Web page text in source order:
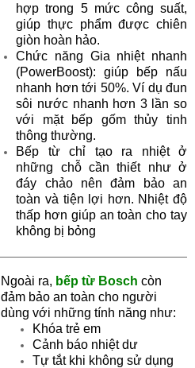
hợp trong 5 mức công suất,
giúp thực phẩm được chiên
giòn hoàn hảo.
Chức năng Gia nhiệt nhanh
(PowerBoost): giúp bếp nấu
nhanh hơn tới 50%. Ví dụ đun
sôi nước nhanh hơn 3 lần so
với mặt bếp gốm thủy tinh
thông thường.
Bếp từ chỉ tạo ra nhiệt ở
những chỗ cần thiết như ở
đáy chảo nên đảm bảo an
toàn và tiện lợi hơn. Nhiệt độ
thấp hơn giúp an toàn cho tay
không bị bỏng
Ngoài ra, bếp từ Bosch còn
đảm bảo an toàn cho người
dùng với những tính năng như:
Khóa trẻ em
Cảnh báo nhiệt dư
Tự tắt khi không sử dụng